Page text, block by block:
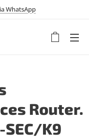
WhatsApp
Router.
SEC/K9